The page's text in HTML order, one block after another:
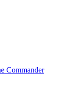
Commander